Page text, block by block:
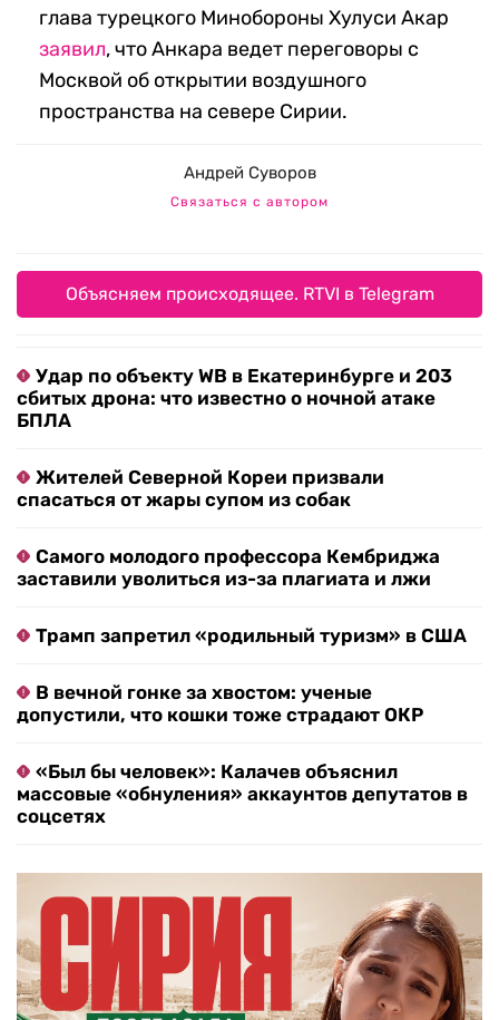
глава турецкого Минобороны Хулуси Акар
заявил, что Анкара ведет переговоры с
Москвой об открытии воздушного
пространства на севере Сирии.
Андрей Суворов
Связаться с автором
Объясняем происходящее. RTVI в Telegram
Удар по объекту WB в Екатеринбурге и 203
сбитых дрона: что известно о ночной атаке
БПЛА
Жителей Северной Кореи призвали
спасаться от жары супом из собак
Самого молодого профессора Кембриджа
заставили уволиться из-за плагиата и лжи
Трамп запретил «родильный туризм» в США
В вечной гонке за хвостом: ученые
допустили, что кошки тоже страдают ОКР
«Был бы человек»: Калачев объяснил
массовые «обнуления» аккаунтов депутатов в
соцсетях